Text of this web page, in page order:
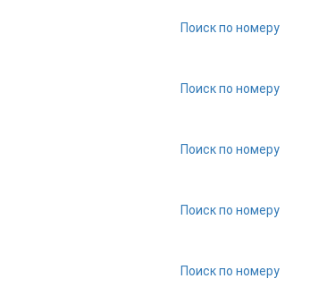
Поиск по номеру
Поиск по номеру
Поиск по номеру
Поиск по номеру
Поиск по номеру